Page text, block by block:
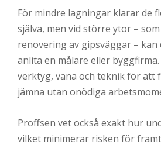
För mindre lagningar klarar de
själva, men vid större ytor –
renovering av gipsväggar –
anlita en målare eller
verktyg, vana och teknik för att
jämna utan onödiga
Proffsen vet också exakt hur
vilket minimerar risken för